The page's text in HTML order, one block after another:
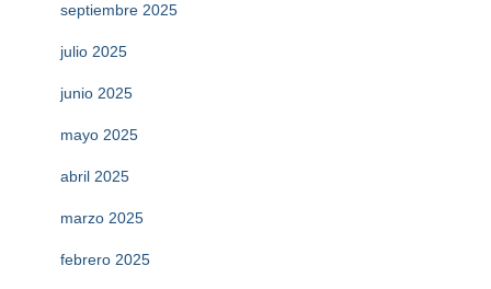
septiembre 2025
julio 2025
junio 2025
mayo 2025
abril 2025
marzo 2025
febrero 2025